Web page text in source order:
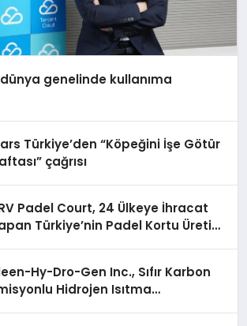
genelinde kullanıma
Türkiye’den “Köpeğini İşe Götür
çağrısı
Padel Court, 24 Ülkeye İhracat
Türkiye’nin Padel Kortu Üretim
Hy-Dro-Gen Inc., Sıfır Karbon
Hidrojen Isıtma